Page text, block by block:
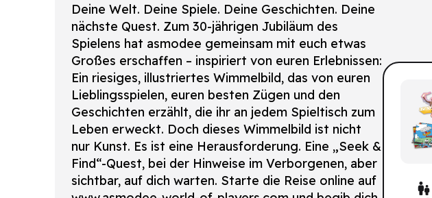
Deine Welt. Deine Spiele. Deine Geschichten. Deine
nächste Quest. Zum 30-jährigen Jubiläum des
Spielens hat asmodee gemeinsam mit euch etwas
Großes erschaffen – inspiriert von euren Erlebnissen:
Ein riesiges, illustriertes Wimmelbild, das von euren
Lieblingsspielen, euren besten Zügen und den
Geschichten erzählt, die ihr an jedem Spieltisch zum
Leben erweckt. Doch dieses Wimmelbild ist nicht
nur Kunst. Es ist eine Herausforderung. Eine „Seek &
Find“-Quest, bei der Hinweise im Verborgenen, aber
sichtbar, auf dich warten. Starte die Reise online auf